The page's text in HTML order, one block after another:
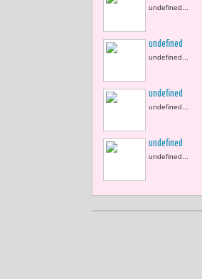
undefined...
undefined
undefined...
undefined
undefined...
undefined
undefined...